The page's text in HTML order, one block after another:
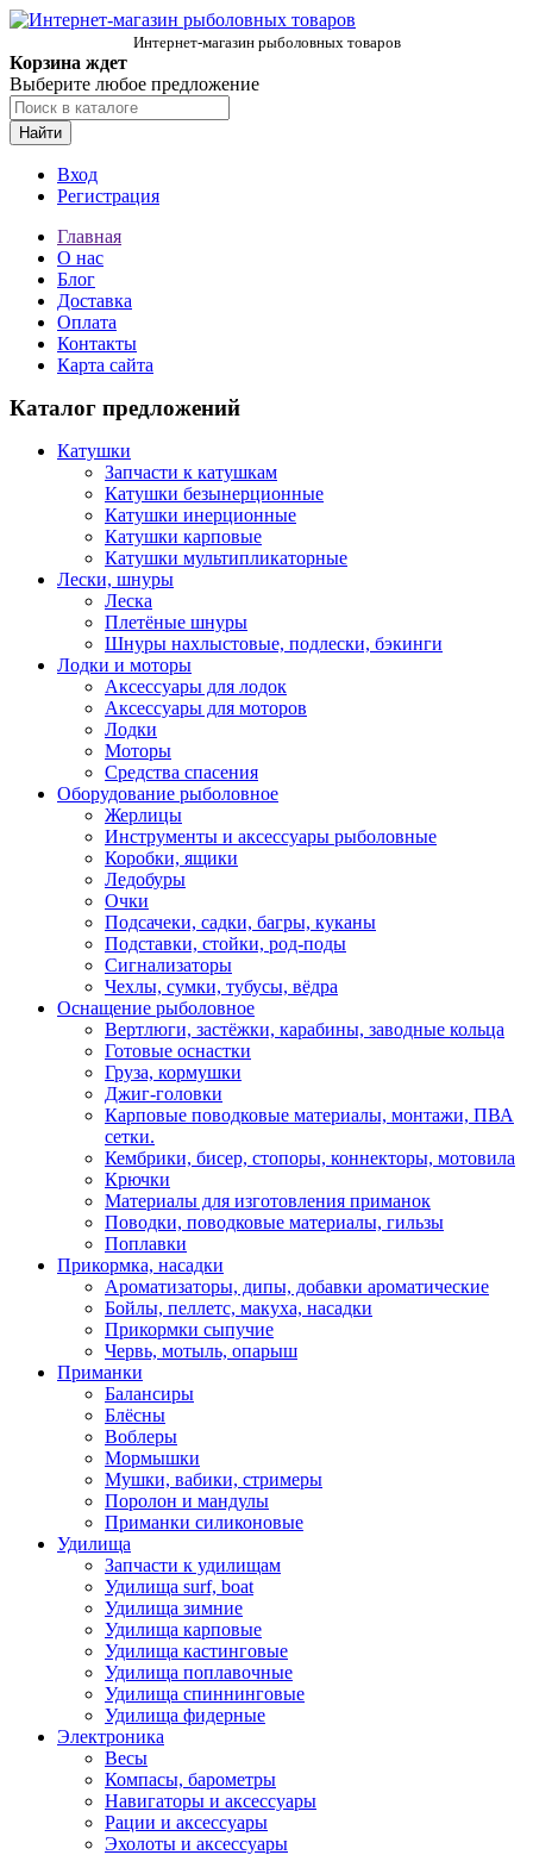
Интернет-магазин рыболовных товаров
Корзина ждет
Выберите любое предложение
Найти
Вход
Регистрация
Главная
О нас
Блог
Доставка
Оплата
Контакты
Карта сайта
Каталог предложений
Катушки
Запчасти к катушкам
Катушки безынерционные
Катушки инерционные
Катушки карповые
Катушки мультипликаторные
Лески, шнуры
Леска
Плетёные шнуры
Шнуры нахлыстовые, подлески, бэкинги
Лодки и моторы
Аксессуары для лодок
Аксессуары для моторов
Лодки
Моторы
Средства спасения
Оборудование рыболовное
Жерлицы
Инструменты и аксессуары рыболовные
Коробки, ящики
Ледобуры
Очки
Подсачеки, садки, багры, куканы
Подставки, стойки, род-поды
Сигнализаторы
Чехлы, сумки, тубусы, вёдра
Оснащение рыболовное
Вертлюги, застёжки, карабины, заводные кольца
Готовые оснастки
Груза, кормушки
Джиг-головки
Карповые поводковые материалы, монтажи, ПВА
сетки.
Кембрики, бисер, стопоры, коннекторы, мотовила
Крючки
Материалы для изготовления приманок
Поводки, поводковые материалы, гильзы
Поплавки
Прикормка, насадки
Ароматизаторы, дипы, добавки ароматические
Бойлы, пеллетс, макуха, насадки
Прикормки сыпучие
Червь, мотыль, опарыш
Приманки
Балансиры
Блёсны
Воблеры
Мормышки
Мушки, вабики, стримеры
Поролон и мандулы
Приманки силиконовые
Удилища
Запчасти к удилищам
Удилища surf, boat
Удилища зимние
Удилища карповые
Удилища кастинговые
Удилища поплавочные
Удилища спиннинговые
Удилища фидерные
Электроника
Весы
Компасы, барометры
Навигаторы и аксессуары
Рации и аксессуары
Эхолоты и аксессуары